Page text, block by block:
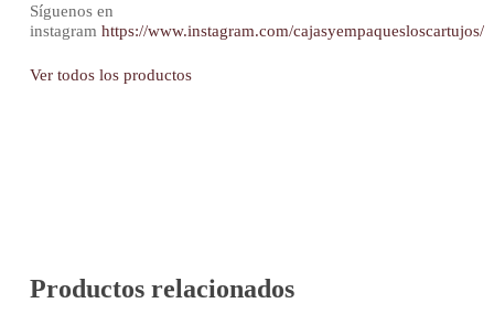
Síguenos en
instagram https://www.instagram.com/cajasyempaquesloscartujos/
Ver todos los productos
Productos relacionados